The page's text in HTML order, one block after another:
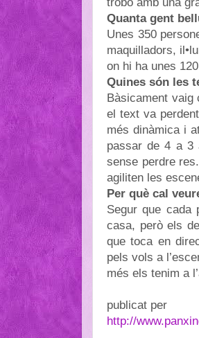
Quanta gent
Unes 350
maquilladors,
on hi ha unes
Quines són les
Bàsicament vaig
el text va
més dinàmica i
passar de 4 a 3
sense perdre
agiliten les
Per què cal
Segur que
casa, però els
que toca en
pels vols a
més els tenim a
publicat per
http://